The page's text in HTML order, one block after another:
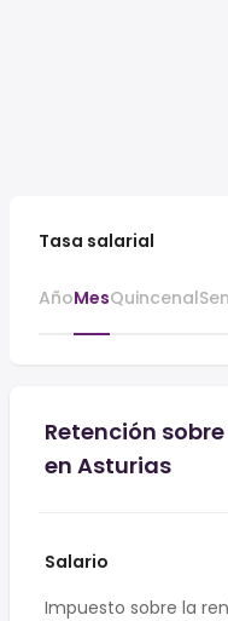
Tasa salarial
AñoMesQuincenal
Retención
en Asturias
Salario
Impuesto sobre la